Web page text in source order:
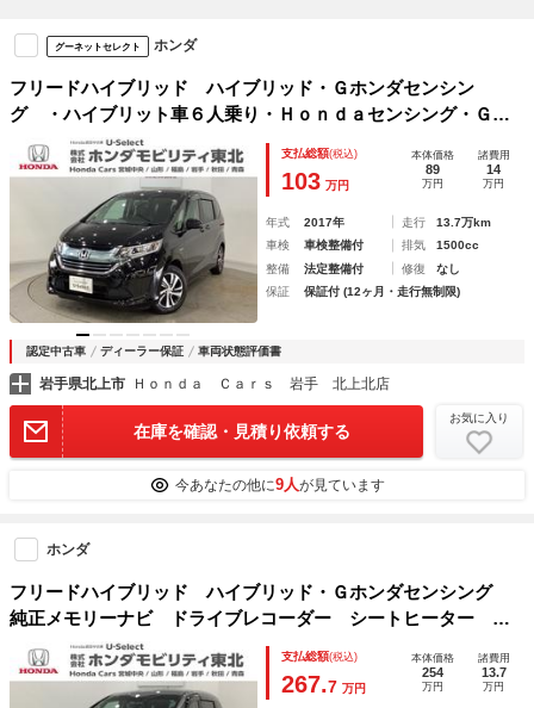
グーネットセレクト ホンダ
フリードハイブリッド ハイブリッド・Ｇホンダセンシン
グ ・ハイブリット車６人乗り・Ｈｏｎｄａセンシング・Ｇａ
ｔｈｅｒｓ純正メモリーナビ・バックモニター・Ｂｌｕｅｔｏ
ｏｔｈ接続・両側電動スライドドア・ＥＴＣ・純正アルミホイ
ール・スマートキー ハーフレザーＳ
支払総額(税込)
103 万円
本体価格
89
万円
諸費用
14
万円
年式 2017年 走行
13.7万km
車検
車検整備付 排気
1500cc
整備
法定整備付 修復
なし
保証
保証付 (12ヶ月・走行無制限)
認定中古車 ディーラー保証 車両状態評価書
岩手県北上市 Ｈｏｎｄａ Ｃａｒｓ 岩手 北上北店
在庫を確認・見積り依頼する
お気に入り
今あなたの他に9人が見ています
ホンダ
フリードハイブリッド ハイブリッド・Ｇホンダセンシング
純正メモリーナビ ドライブレコーダー シートヒーター 両
側電動スライドドア ホンダセンシング クルーズコントロー
ル 衝突軽減ブレーキ 横滑り防止 バックカメラ ＬＥＤヘ
ッドライト 追従走行 スマキー
支払総額(税込)
267.7 万円
本体価格
254
万円
諸費用
13.7
万円